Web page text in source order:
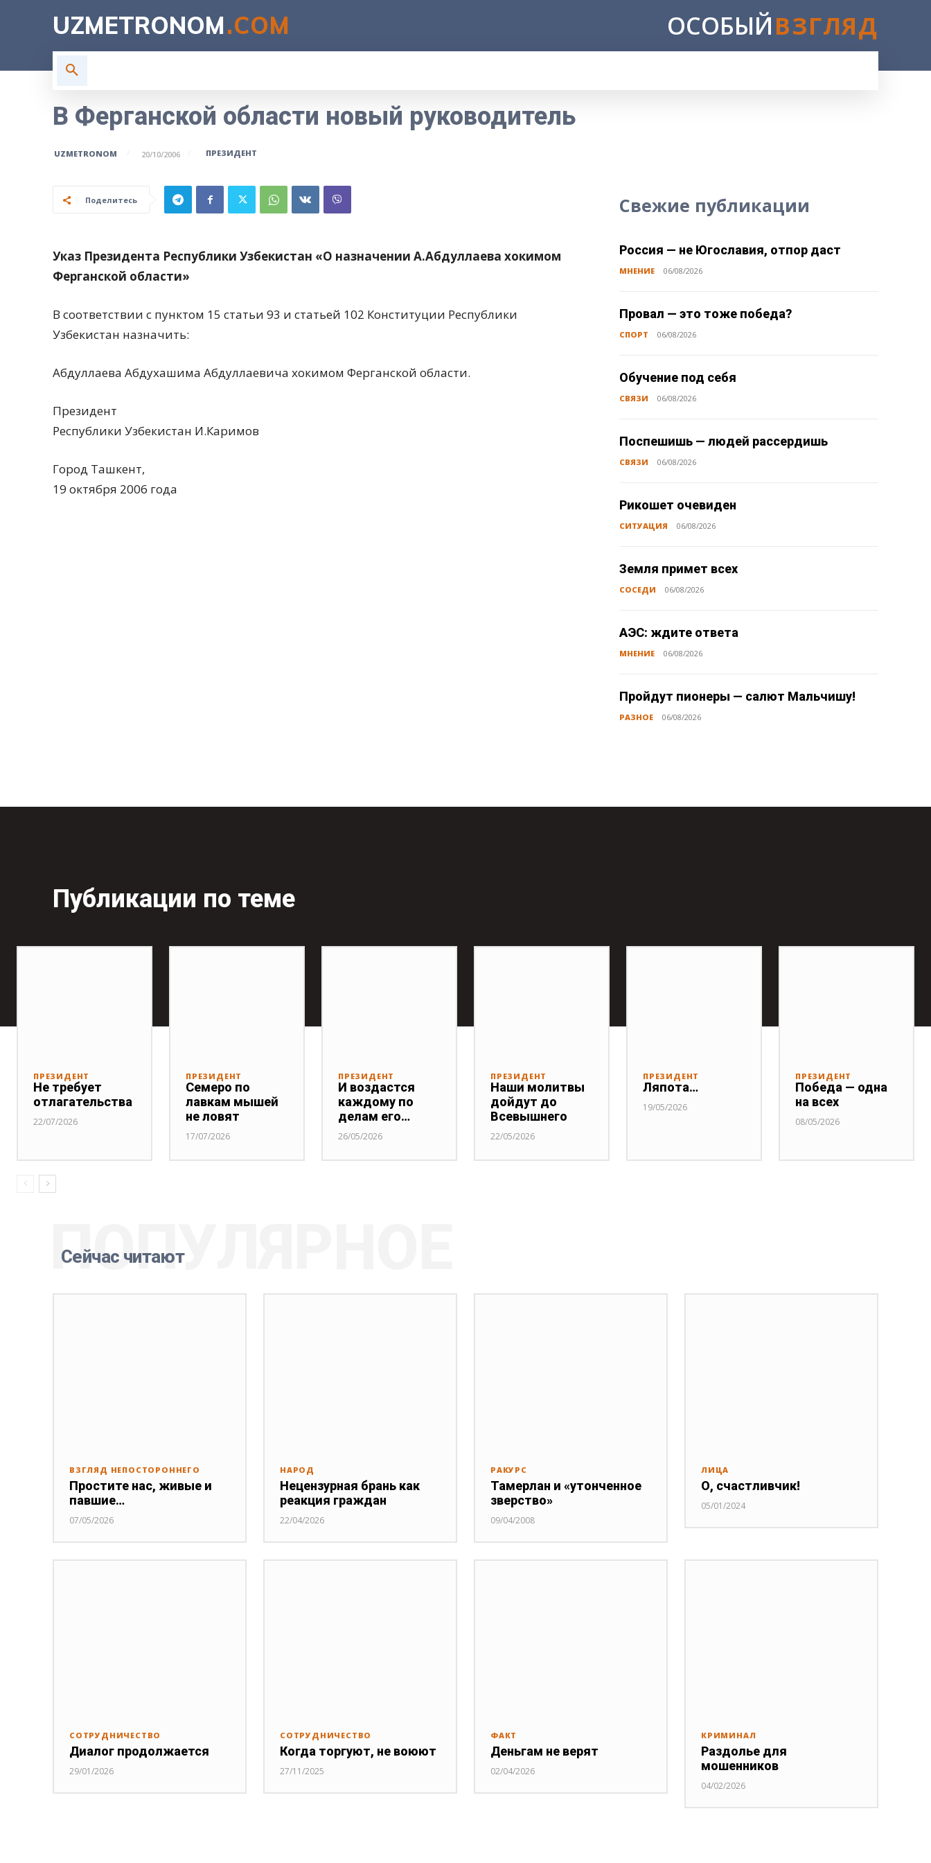
UZMETRONOM.COM ОСОБЫЙВЗГЛЯД
В Ферганской области новый руководитель
UZMETRONOM 20/10/2006 ПРЕЗИДЕНТ
Поделитесь
Указ Президента Республики Узбекистан «О назначении А.Абдуллаева хокимом
Ферганской области»
В соответствии с пунктом 15 статьи 93 и статьей 102 Конституции Республики
Узбекистан назначить:
Абдуллаева Абдухашима Абдуллаевича хокимом Ферганской области.
Президент
Республики Узбекистан И.Каримов
Город Ташкент,
19 октября 2006 года
Свежие публикации
Россия — не Югославия, отпор даст
МНЕНИЕ 06/08/2026
Провал — это тоже победа?
СПОРТ 06/08/2026
Обучение под себя
СВЯЗИ 06/08/2026
Поспешишь — людей рассердишь
СВЯЗИ 06/08/2026
Рикошет очевиден
СИТУАЦИЯ 06/08/2026
Земля примет всех
СОСЕДИ 06/08/2026
АЭС: ждите ответа
МНЕНИЕ 06/08/2026
Пройдут пионеры — салют Мальчишу!
РАЗНОЕ 06/08/2026
Публикации по теме
ПРЕЗИДЕНТ
Не требует
отлагательства
22/07/2026
ПРЕЗИДЕНТ
Семеро по
лавкам мышей
не ловят
17/07/2026
ПРЕЗИДЕНТ
И воздастся
каждому по
делам его…
26/05/2026
ПРЕЗИДЕНТ
Наши молитвы
дойдут до
Всевышнего
22/05/2026
ПРЕЗИДЕНТ
Ляпота…
19/05/2026
ПРЕЗИДЕНТ
Победа — одна
на всех
08/05/2026
Сейчас читают
ПОПУЛЯРНОЕ
ВЗГЛЯД НЕПОСТОРОННЕГО
Простите нас, живые и
павшие…
07/05/2026
НАРОД
Нецензурная брань как
реакция граждан
22/04/2026
РАКУРС
Тамерлан и «утонченное
зверство»
09/04/2008
ЛИЦА
О, счастливчик!
05/01/2024
СОТРУДНИЧЕСТВО
Диалог продолжается
29/01/2026
СОТРУДНИЧЕСТВО
Когда торгуют, не воюют
27/11/2025
ФАКТ
Деньгам не верят
02/04/2026
КРИМИНАЛ
Раздолье для
мошенников
04/02/2026